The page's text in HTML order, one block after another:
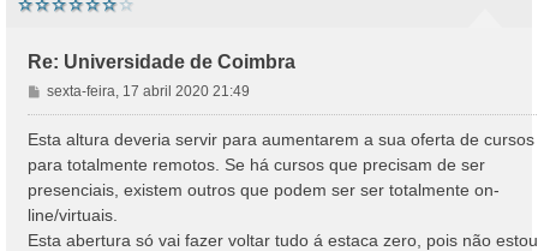
Re: Universidade de Coimbra
M
e
n
a
g
e
m
sexta-feira, 17 abril 2020 21:49
Esta altura deveria servir para aumentarem a sua oferta de cursos
para totalmente remotos. Se há cursos que precisam de ser
presenciais, existem outros que podem ser ser totalmente on-
line/virtuais.
Esta abertura só vai fazer voltar tudo á estaca zero, pois não